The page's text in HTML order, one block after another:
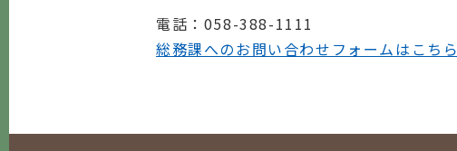
電話 ：058-388-1111
総務課へのお問い合わせフォームはこちら